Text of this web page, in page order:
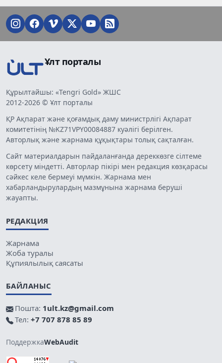
Ұлт порталы
Құрылтайшы: «Tengri Gold» ЖШС
2012-2026 © Ұлт порталы
ҚР Ақпарат және қоғамдық даму министрлігі Ақпарат
комитетінің №KZ71VPY00084887 куәлігі берілген.
Авторлық және жарнама құқықтары толық сақталған.
Сайт материалдарын пайдаланғанда дереккөзге сілтеме
көрсету міндетті. Авторлар пікірі мен редакция көзқарасы
сәйкес келе бермеуі мүмкін. Жарнама мен
хабарландырулардың мазмұнына жарнама беруші
жауапты.
РЕДАКЦИЯ
Жарнама
Жоба туралы
Құпиялылық саясаты
БАЙЛАНЫС
Пошта: 1ult.kz@gmail.com
Тел: +7 707 878 85 89
ПоддержкаWebAudit